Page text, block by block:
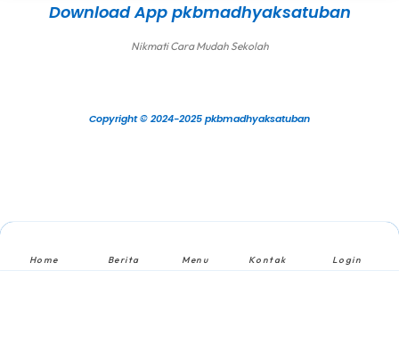
Download App pkbmadhyaksatuban
Nikmati Cara Mudah Sekolah
Copyright © 2024-2025 pkbmadhyaksatuban
Home Berita Menu Kontak Login